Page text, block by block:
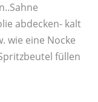
abdecken- kalt
wie eine Nocke
füllen